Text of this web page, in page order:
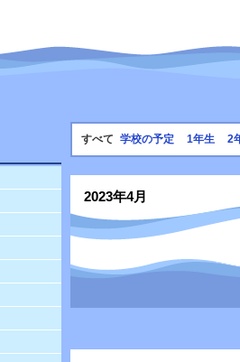
すべて 学校の予定 1年生 2
2023年4月